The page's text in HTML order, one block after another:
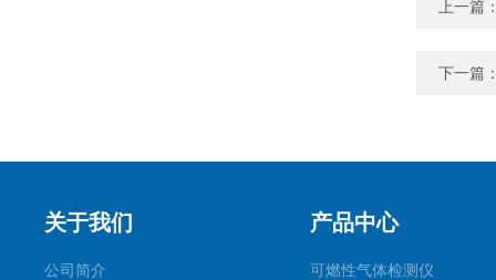
上一篇
下一篇
关于我们
公司简介
产品中心
可燃性气体检测仪